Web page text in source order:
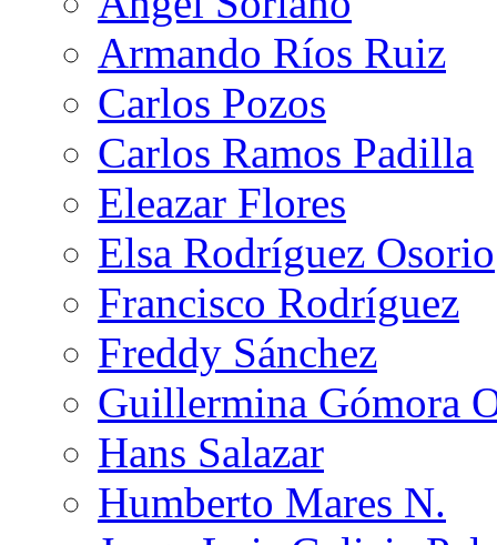
Armando Ríos Ruiz
Carlos Pozos
Carlos Ramos Padilla
Eleazar Flores
Elsa Rodríguez Osorio
Francisco Rodríguez
Freddy Sánchez
Guillermina Gómora
Hans Salazar
Humberto Mares N.